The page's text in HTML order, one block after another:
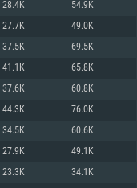
77XX / NVIDIA
(Mac), 혹은 이와 비슷한 성
: 720p
이버를 지원하는 NVIDIA
최신 그래픽 드라이버를 지
28.4K 54.9K
27.7K 49.0K
37.5K 69.5K
41.1K 65.8K
37.6K 60.8K
44.3K 76.0K
34.5K 60.6K
27.9K 49.1K
23.3K 34.1K